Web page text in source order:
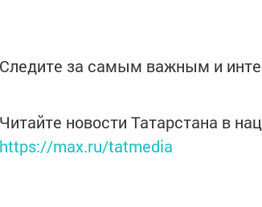
Следите за самым важным и
Читайте новости Татарстана в
https://max.ru/tatmedia